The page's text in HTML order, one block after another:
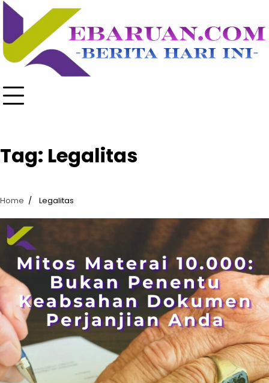
Skip
content
Tag: Legalitas
Home Legalitas